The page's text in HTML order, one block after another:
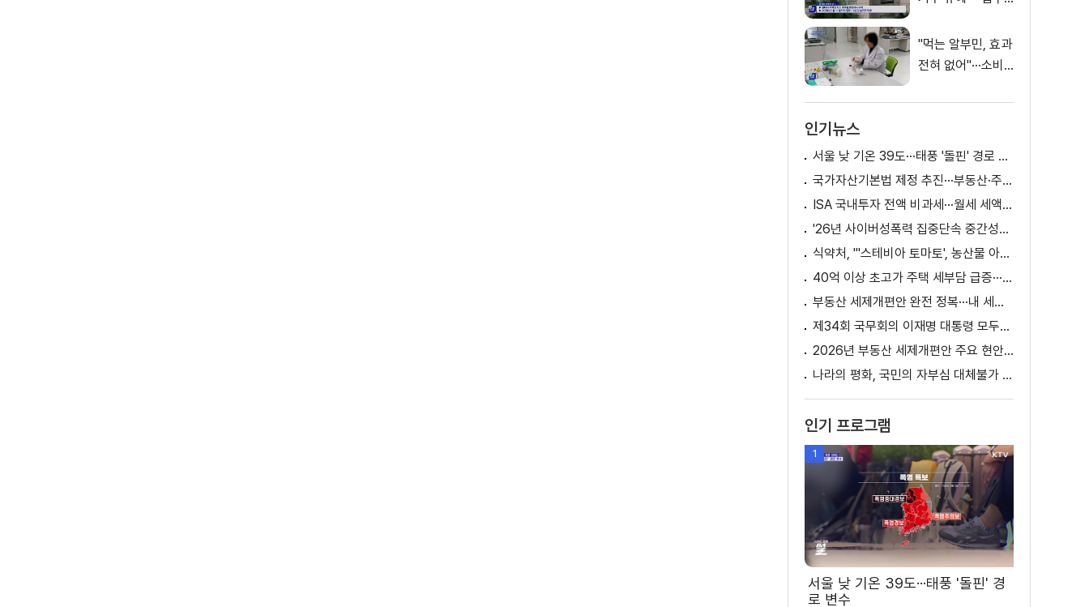
"먹는 알부민, 효과
전혀 없어"···소비
인기뉴스
서울 낮 기온 39도···태풍 '돌핀' 경로 변수
국가자산기본법 제정 추진···부동산·주식 등 통합 관리
ISA 국내투자 전액 비과세···월세 세액공제 확대
'26년 사이버성폭력 집중단속 중간성과 발표···향후 추진계획은?
식약처, "'스테비아 토마토', 농산물 아닌 가공식품"
40억 이상 초고가 주택 세부담 급증···실수요자 보호 강화
부동산 세제개편안 완전 정복···내 세금 어떻게 달라지나? [K-정책 사용법]
제34회 국무회의 이재명 대통령 모두발언
2026년 부동산 세제개편안 주요 현안 팩트체크 [K-정책 사용법]
나라의 평화, 국민의 자부심 대체불가 대한민국 이재명 대통령 모두말씀
인기 프로그램
1
서울 낮 기온 39도···태풍 '돌핀' 경
로 변수